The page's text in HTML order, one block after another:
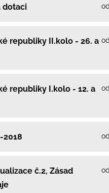
dotaci
republiky II.kolo - 26. a
republiky I.kolo - 12. a
2018
č.2, Zásad